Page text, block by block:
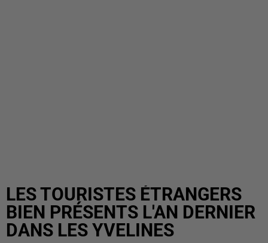
LES TOURISTES ÉTRANGERS
BIEN PRÉSENTS L'AN DERNIER
DANS LES YVELINES